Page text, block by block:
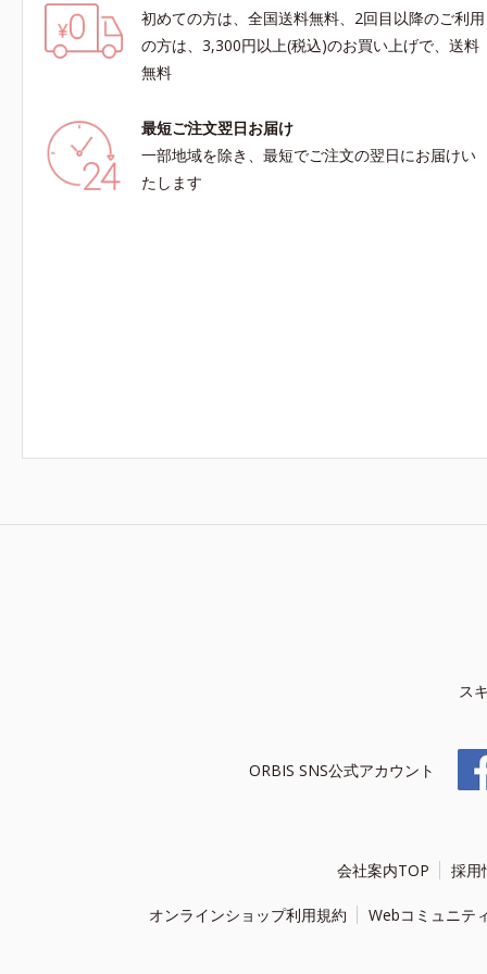
初めての方は、全国送料無料、2回目以降のご利用
の方は、3,300円以上(税込)のお買い上げで、送料
無料
最短ご注文翌日お届け
一部地域を除き、最短でご注文の翌日にお届けい
たします
ス
ORBIS SNS公式アカウント
会社案内TOP 採用
オンラインショップ利用規約 Webコミュニテ